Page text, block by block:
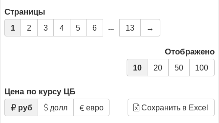
Страницы
1 2 3 4 5 6 ... 13 →
Отображено
10 20 50 100
Цена по курсу ЦБ
руб долл евро Сохранить в Excel